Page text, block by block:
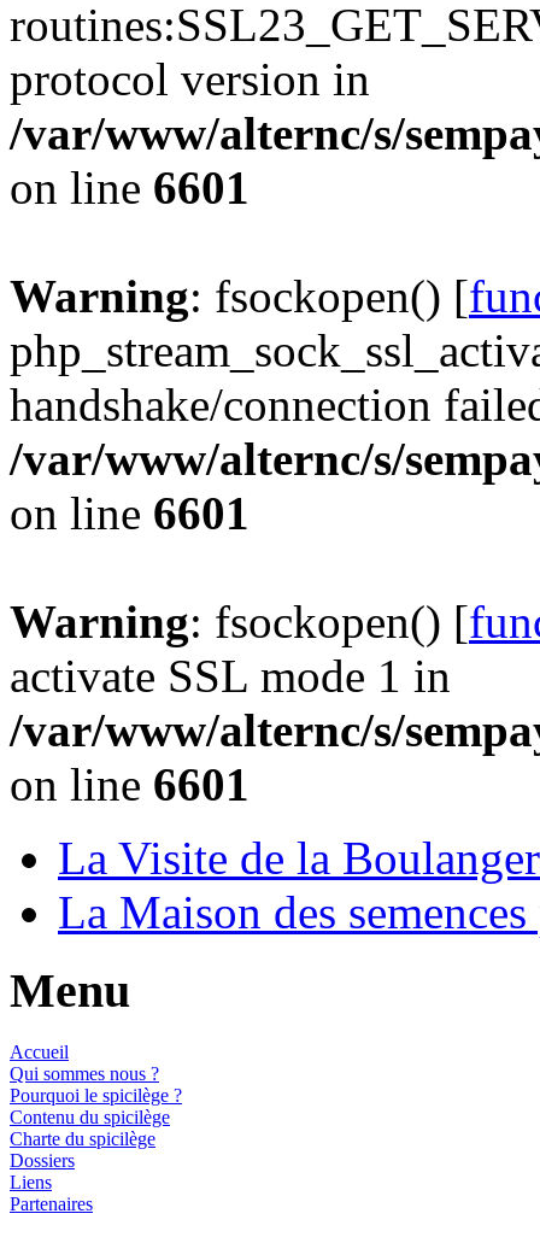
protocol version in
/var/www/alternc/s/
on line 6601
Warning: fsockopen() [
handshake/connection
/var/www/alternc/s/
on line 6601
Warning: fsockopen() [
activate SSL mode 1 in
/var/www/alternc/s/
on line 6601
La Visite de la
La Maison des
Menu
Accueil
Qui sommes nous ?
Pourquoi le spicilège ?
Contenu du spicilège
Charte du spicilège
Dossiers
Liens
Partenaires